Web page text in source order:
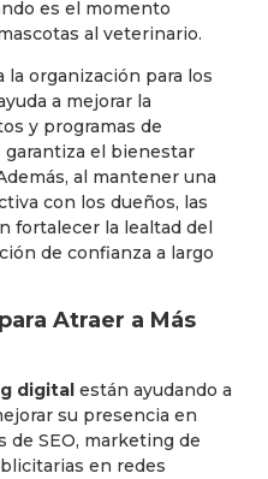
es el momento
al veterinario.
organización para los
a mejorar la
y programas de
garantiza el bienestar
al mantener una
con los dueños, las
fortalecer la lealtad del
de confianza a largo
Atraer a Más
digital están ayudando a
su presencia en
de SEO, marketing de
en redes